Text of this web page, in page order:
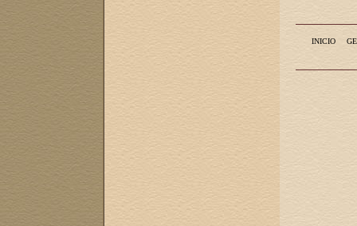
INICIO